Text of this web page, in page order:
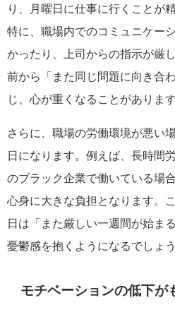
り、月曜日に仕事に行くことが
特に、職場内でのコミュニケー
かったり、上司からの指示が厳
前から「また同じ問題に向き合
じ、心が重くなることがあります
さらに、職場の労働環境が悪い
日になります。例えば、長時間
のブラック企業で働いている場
心身に大きな負担となります。
日は「また厳しい一週間が始ま
憂鬱感を抱くようになるでしょう
モチベーションの低下が